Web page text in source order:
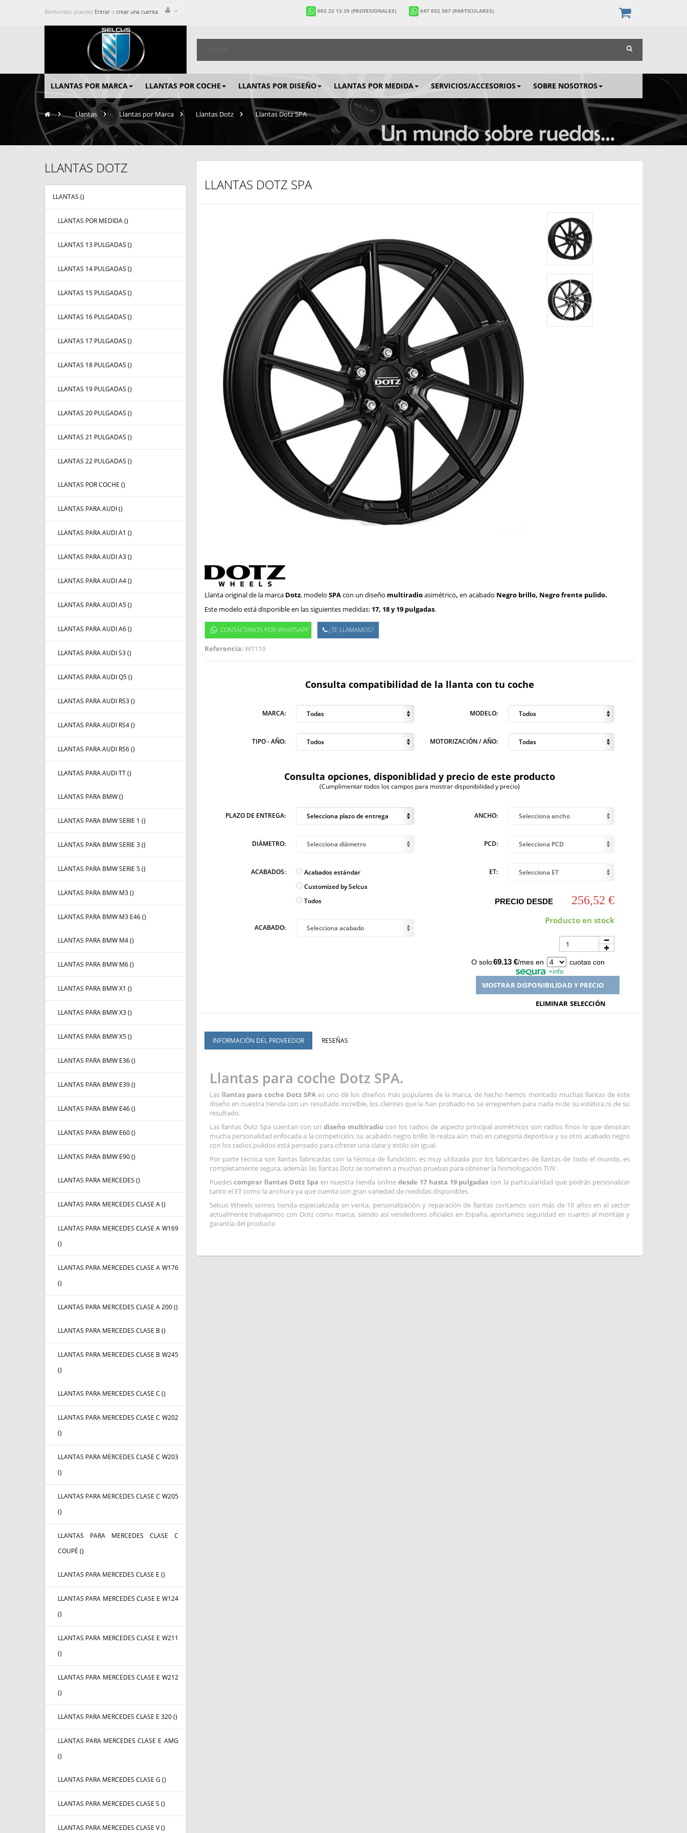
Bienvenido, puedes Entrar o crear una cuenta. 602 22 13 35(PROFESIONALES) 647 652 587(PARTICULARES)
LLANTAS POR MARCA LLANTAS POR COCHE LLANTAS POR DISEÑO LLANTAS POR MEDIDA SERVICIOS/ACCESORIOS SOBRE NOSOTROS
> Llantas > Llantas por Marca Llantas Dotz Llantas Dotz SPA
LLANTAS DOTZ
LLANTAS ()
LLANTAS POR MEDIDA ()
LLANTAS 13 PULGADAS ()
LLANTAS 14 PULGADAS ()
LLANTAS 15 PULGADAS ()
LLANTAS 16 PULGADAS ()
LLANTAS 17 PULGADAS ()
LLANTAS 18 PULGADAS ()
LLANTAS 19 PULGADAS ()
LLANTAS 20 PULGADAS ()
LLANTAS 21 PULGADAS ()
LLANTAS 22 PULGADAS ()
LLANTAS POR COCHE ()
LLANTAS PARA AUDI ()
LLANTAS PARA AUDI A1 ()
LLANTAS PARA AUDI A3 ()
LLANTAS PARA AUDI A4 ()
LLANTAS PARA AUDI A5 ()
LLANTAS PARA AUDI A6 ()
LLANTAS PARA AUDI S3 ()
LLANTAS PARA AUDI Q5 ()
LLANTAS PARA AUDI RS3 ()
LLANTAS PARA AUDI RS4 ()
LLANTAS PARA AUDI RS6 ()
LLANTAS PARA AUDI TT ()
LLANTAS PARA BMW ()
LLANTAS PARA BMW SERIE 1 ()
LLANTAS PARA BMW SERIE 3 ()
LLANTAS PARA BMW SERIE 5 ()
LLANTAS PARA BMW M3 ()
LLANTAS PARA BMW M3 E46 ()
LLANTAS PARA BMW M4 ()
LLANTAS PARA BMW M6 ()
LLANTAS PARA BMW X1 ()
LLANTAS PARA BMW X3 ()
LLANTAS PARA BMW X5 ()
LLANTAS PARA BMW E36 ()
LLANTAS PARA BMW E39 ()
LLANTAS PARA BMW E46 ()
LLANTAS PARA BMW E60 ()
LLANTAS PARA BMW E90 ()
LLANTAS PARA MERCEDES ()
LLANTAS PARA MERCEDES CLASE A ()
LLANTAS PARA MERCEDES CLASE A W169
()
LLANTAS PARA MERCEDES CLASE A W176
()
LLANTAS PARA MERCEDES CLASE A 200 ()
LLANTAS PARA MERCEDES CLASE B ()
LLANTAS PARA MERCEDES CLASE B W245
()
LLANTAS PARA MERCEDES CLASE C ()
LLANTAS PARA MERCEDES CLASE C W202
()
LLANTAS PARA MERCEDES CLASE C W203
()
LLANTAS PARA MERCEDES CLASE C W205
()
LLANTAS PARA MERCEDES CLASE C
COUPÉ ()
LLANTAS PARA MERCEDES CLASE E ()
LLANTAS PARA MERCEDES CLASE E W124
()
LLANTAS PARA MERCEDES CLASE E W211
()
LLANTAS PARA MERCEDES CLASE E W212
()
LLANTAS PARA MERCEDES CLASE E 320 ()
LLANTAS PARA MERCEDES CLASE E AMG
()
LLANTAS PARA MERCEDES CLASE G ()
LLANTAS PARA MERCEDES CLASE S ()
LLANTAS PARA MERCEDES CLASE V ()
LLANTAS DOTZ SPA
Llanta original de la marcaDotz, modelo SPAcon un diseño multiradioasimétrico, en acabado Negro brillo, Negro frente pulido.
Este modelo está disponible en las siguientes medidas: 17, 18 y 19 pulgadas.
CONTÁCTANOS POR WHATSAPP ¿TE LLAMAMOS?
Referencia: W1110
Consulta compatibilidad de la llanta con tu coche
MARCA: Todas MODELO: Todos
TIPO - AÑO: Todos MOTORIZACIÓN / AÑO: Todas
Consulta opciones, disponiblidad y precio de este producto
(Cumplimentar todos los campos para mostrar disponibilidad y precio)
PLAZO DE ENTREGA: Selecciona plazo de entrega
DIÁMETRO: Selecciona diámetro
ACABADOS:
Acabados estándar
Customized by Selcus
Todos
ACABADO: Selecciona acabado
ANCHO: Selecciona ancho
PCD: Selecciona PCD
ET: Selecciona ET
PRECIO DESDE 256,52 €
Producto en stock
O solo69.13 €/mes en cuotas con
+info
MOSTRAR DISPONIBILIDAD Y PRECIO
ELIMINAR SELECCIÓN
INFORMACIÓN DEL PROVEEDOR RESEÑAS
Llantas para coche Dotz SPA.
Las llantas para coche Dotz SPA es uno de los diseños más populares de la marca, de hecho hemos montado muchas llantas de este
diseño en nuestra tienda con un resultado increíble, los clientes que la han probado no se arrepienten para nada ni de su estética ni de su
resultado.
Las llantas Dotz Spa cuentan con un diseño multiradiocon los radios de aspecto principal asimétricos son radios finos lo que denotan
mucha personalidad enfocada a la competición, su acabado negro brillo lo realza aún más en categoría deportiva y su otro acabado negro
con los radios pulidos está pensado para ofrecer una clase y estilo sin igual.
Por parte técnica son llantas fabricadas con la técnica de fundición, es muy utilizada por los fabricantes de llantas de todo el mundo, es
completamente segura, además las llantas Dotz se someten a muchas pruebas para obtener la homologación TUV.
Puedescomprar llantas Dotz Spa en nuestra tienda onlinedesde 17 hasta 19 pulgadas con la particularidad que podrás personalizar
tanto el ET como la anchura ya que cuenta con gran variedad de medidas disponibles.
Selcus Wheels somos tienda especializada en venta, personalización y reparación de llantas contamos con más de 10 años en el sector
actualmente trabajamos con Dotz como marca, siendo así vendedores oficiales en España, aportamos seguridad en cuanto al montaje y
garantía del producto